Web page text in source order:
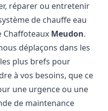
réparer ou entretenir
de chauffe eau
Chaffoteaux Meudon.
déplaçons dans les
plus brefs pour
à vos besoins, que ce
une urgence ou une
de maintenance